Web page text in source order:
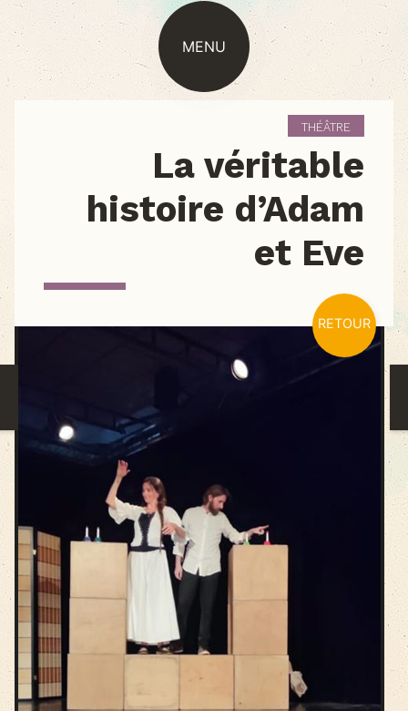
MENU
THÉÂTRE
La véritable
histoire d’Adam
et Eve
RETOUR